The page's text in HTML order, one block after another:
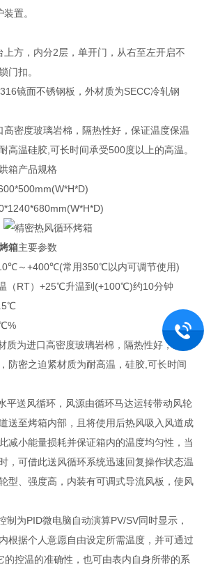
置。
方，内分2层，单开门，从右至左开启不
门扣。
镜面不锈钢板，外材质为SECC冷轧钢
密度玻璃岩棉，隔热性好，保证温度保温
高温硅胶,可长时间承受500度以上的高温。
箱产品规格
箱主要参数
～+400℃(常用350℃以内可调节使用)
RT）+25℃升温到(+100℃)约10分钟
为进口高密度玻璃岩棉，隔热性好，最大
防密之迫紧材质为耐高温，硅胶,可长时间
送风循环，风源由循环马达运转带动风轮
送至烤箱内部，且将使用后热风吸入风道成
减小能量损耗并保证箱内的温度均匀性，当
，可借此送风循环系统迅速回复操作状态温
型、强度高，内装有可调式导流风板，使风
为PID微电脑自动演算PV/SV同时显示，
根据个人意愿自由设定所需温度，并可通过
的控温的准确性，也可由表内自身所带的系